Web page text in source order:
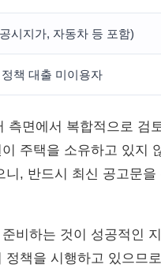
시지가, 자동차 등 포함)
책 대출 미이용자
면에서 복합적으로 검
주택을 소유하고 있지
, 반드시 최신 공고문
비하는 것이 성공적인
책을 시행하고 있으므